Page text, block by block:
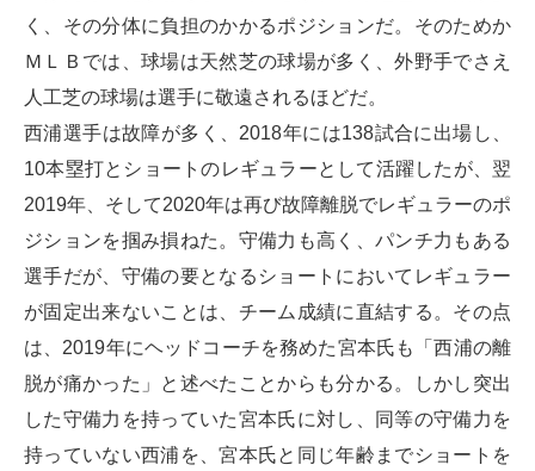
く、その分体に負担のかかるポジションだ。そのためか
ＭＬＢでは、球場は天然芝の球場が多く、外野手でさえ
人工芝の球場は選手に敬遠されるほどだ。
西浦選手は故障が多く、2018年には138試合に出場し、
10本塁打とショートのレギュラーとして活躍したが、翌
2019年、そして2020年は再び故障離脱でレギュラーのポ
ジションを掴み損ねた。守備力も高く、パンチ力もある
選手だが、守備の要となるショートにおいてレギュラー
が固定出来ないことは、チーム成績に直結する。その点
は、2019年にヘッドコーチを務めた宮本氏も「西浦の離
脱が痛かった」と述べたことからも分かる。しかし突出
した守備力を持っていた宮本氏に対し、同等の守備力を
持っていない西浦を、宮本氏と同じ年齢までショートを